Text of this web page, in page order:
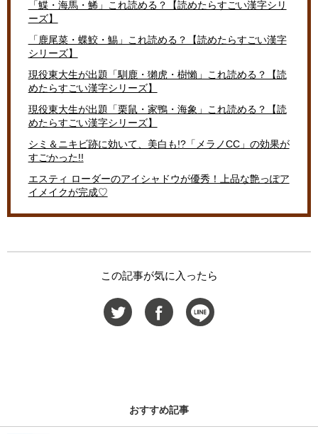
「鰈・海馬・鯑」これ読める？【読めたらすごい漢字シリ
ーズ】
「鹿尾菜・蝶鮫・鯣」これ読める？【読めたらすごい漢字
シリーズ】
現役東大生が出題「馴鹿・獺虎・樹懶」これ読める？【読
めたらすごい漢字シリーズ】
現役東大生が出題「栗鼠・家鴨・海象」これ読める？【読
めたらすごい漢字シリーズ】
シミ＆ニキビ跡に効いて、美白も!?「メラノCC」の効果が
すごかった!!
エスティ ローダーのアイシャドウが優秀！上品な艶っぽア
イメイクが完成♡
この記事が気に入ったら
おすすめ記事